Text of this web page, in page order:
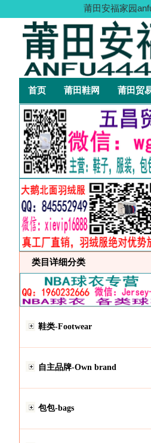
莆田安福家园
首页 莆田鞋网 莆田贸
类目详细分类
鞋类-Footwear
自主品牌-Own brand
包包-bags